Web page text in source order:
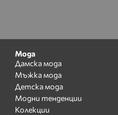
Мода
Дамска мода
Мъжка мода
Детска мода
Модни тенденции
Колекции